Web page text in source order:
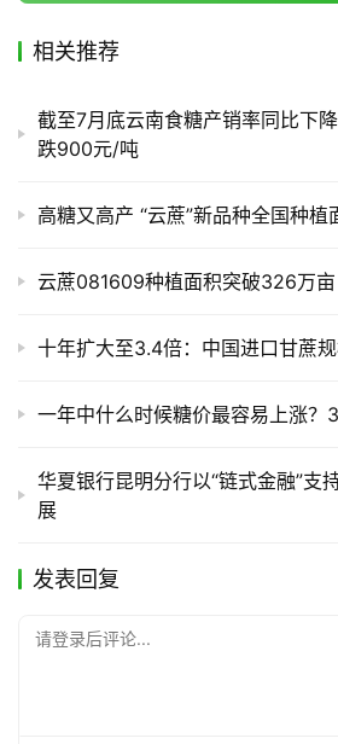
相关推荐
截至7月底云南食糖产销率同比下
跌900元/吨
高糖又高产 “云蔗”新品种全国种植
云蔗081609种植面积突破326万
十年扩大至3.4倍：中国进口甘蔗规
一年中什么时候糖价最容易上涨？
华夏银行昆明分行以“链式金融”支
展
发表回复
请登录后评论...